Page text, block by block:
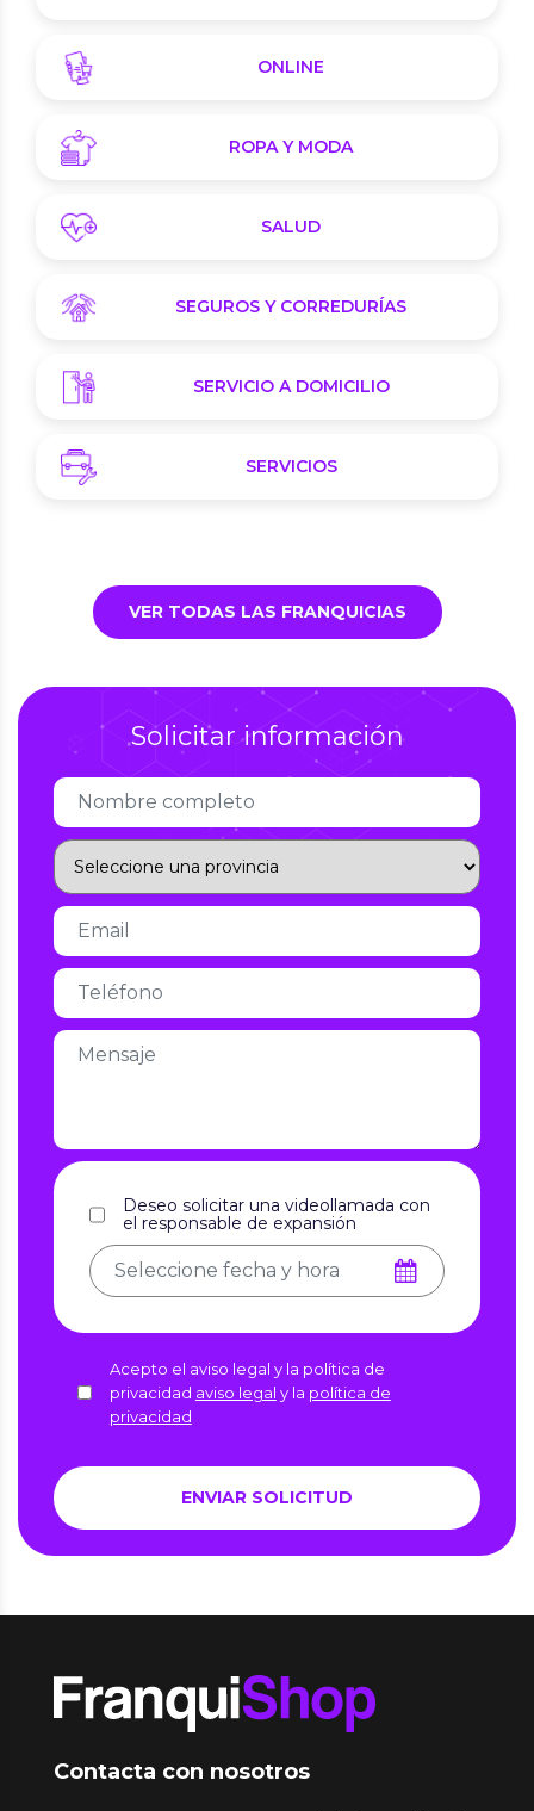
ONLINE
ROPA Y MODA
SALUD
SEGUROS Y CORREDURÍAS
SERVICIO A DOMICILIO
SERVICIOS
VER TODAS LAS FRANQUICIAS
Solicitar información
Deseo solicitar una videollamada con
el responsable de expansión
Acepto el aviso legal y la política de
privacidad aviso legal y la política de
privacidad
Contacta con nosotros